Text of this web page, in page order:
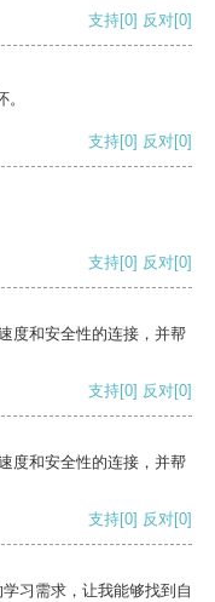
支持[0] 反对[0]
支持[0] 反对[0]
支持[0] 反对[0]
度和安全性的连接，并帮
支持[0] 反对[0]
度和安全性的连接，并帮
支持[0] 反对[0]
习需求，让我能够找到自